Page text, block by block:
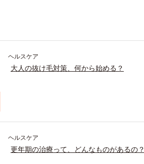
ヘルスケア
大人の抜け毛対策、何から始める？
ヘルスケア
更年期の治療って、どんなものがあるの？